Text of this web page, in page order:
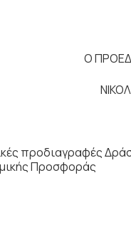
Ο
προδιαγραφές
Προσφοράς